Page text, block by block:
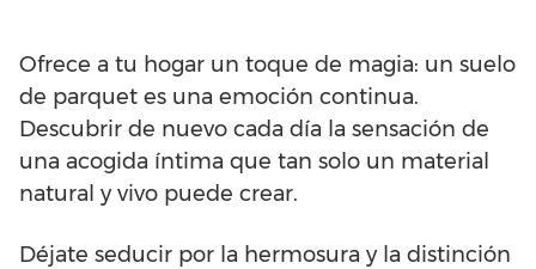
Ofrece a tu hogar un toque de magia: un suelo
de parquet es una emoción continua.
Descubrir de nuevo cada día la sensación de
una acogida íntima que tan solo un material
natural y vivo puede crear.
Déjate seducir por la hermosura y la distinción